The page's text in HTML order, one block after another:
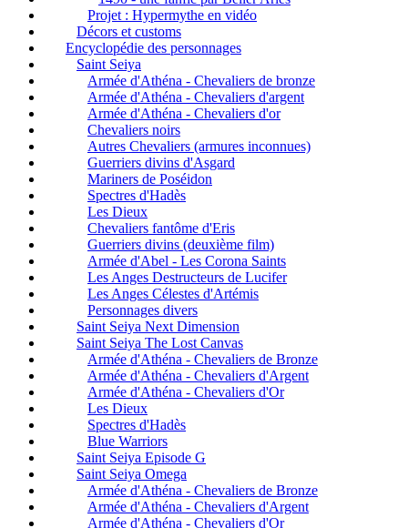
Projet : Hypermythe en vidéo
Décors et customs
Encyclopédie des personnages
Saint Seiya
Armée d'Athéna - Chevaliers de bronze
Armée d'Athéna - Chevaliers d'argent
Armée d'Athéna - Chevaliers d'or
Chevaliers noirs
Autres Chevaliers (armures inconnues)
Guerriers divins d'Asgard
Mariners de Poséidon
Spectres d'Hadès
Les Dieux
Chevaliers fantôme d'Eris
Guerriers divins (deuxième film)
Armée d'Abel - Les Corona Saints
Les Anges Destructeurs de Lucifer
Les Anges Célestes d'Artémis
Personnages divers
Saint Seiya Next Dimension
Saint Seiya The Lost Canvas
Armée d'Athéna - Chevaliers de Bronze
Armée d'Athéna - Chevaliers d'Argent
Armée d'Athéna - Chevaliers d'Or
Les Dieux
Spectres d'Hadès
Blue Warriors
Saint Seiya Episode G
Saint Seiya Omega
Armée d'Athéna - Chevaliers de Bronze
Armée d'Athéna - Chevaliers d'Argent
Armée d'Athéna - Chevaliers d'Or